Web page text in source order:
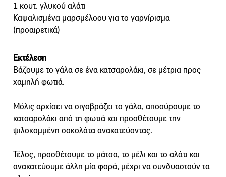
1 κουτ. γλυκού αλάτι
Καψαλισμένα μαρσμέλοου για το γαρνίρισμα
(προαιρετικά)
Εκτέλεση
Βάζουμε το γάλα σε ένα κατσαρολάκι, σε μέτρια προς
χαμηλή φωτιά.
Μόλις αρχίσει να σιγοβράζει το γάλα, αποσύρουμε το
κατσαρολάκι από τη φωτιά και προσθέτουμε την
ψιλοκομμένη σοκολάτα ανακατεύοντας.
Τέλος, προσθέτουμε το μάτσα, το μέλι και το αλάτι και
ανακατεύουμε άλλη μία φορά, μέχρι να συνδυαστούν τα